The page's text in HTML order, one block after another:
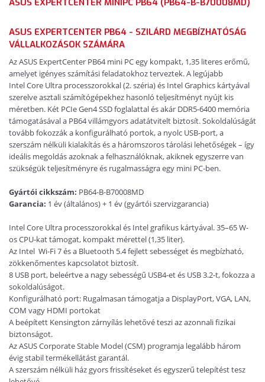
ASUS EXPERTCENTER PB64 - SZILÁRD MEGBÍZHATÓSÁG
VÁLLALKOZÁSOK SZÁMÁRA
Az ASUS ExpertCenter PB64 mini PC egy kompakt, 1,35 literes erőmű,
amelyet igényes számítási feladatokhoz terveztek. A legújabb
IntelCore Ultra processzorokkal (2. széria) és IntelGraphics kártyával
szerelve asztali számítógépekhez hasonló teljesítményt nyújt kis
méretben. Két PCIe Gen4 SSD foglalattal és akár DDR5-6400 memória
támogatásával a PB64 villámgyors adatátvitelt biztosít. Sokoldalúságát
tovább fokozzák a konfigurálható portok, a nyolc USB-port, a
szerszám nélküli kialakítás és a háromszoros tárolási lehetőségek – így
ideális megoldás azoknak a felhasználóknak, akiknek egyszerre van
szükségük teljesítményre és rugalmasságra egy mini PC-ben.
Gyártói cikkszám: PB64-B-B70008MD
Garancia: 1 év (általános) + 1 év (gyártói szervizgarancia)
IntelCore Ultra processzorokkal és Intel grafikus kártyával. 35–65 W-
os CPU-kat támogat, kompakt mérettel (1,35 liter).
Az Intel Wi-Fi 7 és a Bluetooth 5.4 fejlett sebességet és megbízható,
zökkenőmentes kapcsolatot biztosít.
8 USB port, beleértve a nagy sebességű USB4-et és USB 3.2-t, fokozza a
sokoldalúságot.
Konfigurálható port: Rugalmasan támogatja a DisplayPort, VGA, LAN,
COM vagy HDMI portokat
A beépített Kensington zárnyílás lehetővé teszi az azonnali fizikai
biztonságot.
Az ASUS Corporate Stable Model (CSM) programja legalább három
évig stabil termékellátást garantál.
A szerszám nélküli ház gyors frissítéseket és egyszerű telepítést tesz